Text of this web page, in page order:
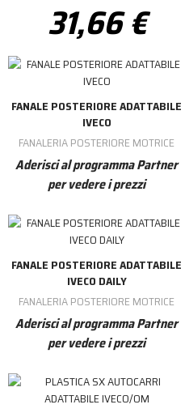
31,66 €
FANALE POSTERIORE ADATTABILE
IVECO
FANALERIA POSTERIORE MOTRICE
Aderisci al programma Partner
per vedere i prezzi
FANALE POSTERIORE ADATTABILE
IVECO DAILY
FANALERIA POSTERIORE MOTRICE
Aderisci al programma Partner
per vedere i prezzi